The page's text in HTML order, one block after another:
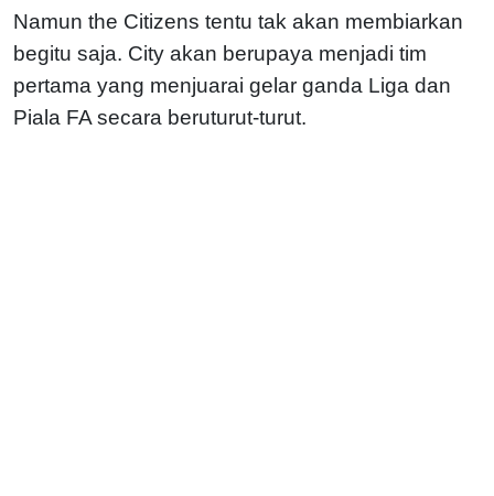
Namun the Citizens tentu tak akan membiarkan
begitu saja. City akan berupaya menjadi tim
pertama yang menjuarai gelar ganda Liga dan
Piala FA secara beruturut-turut.